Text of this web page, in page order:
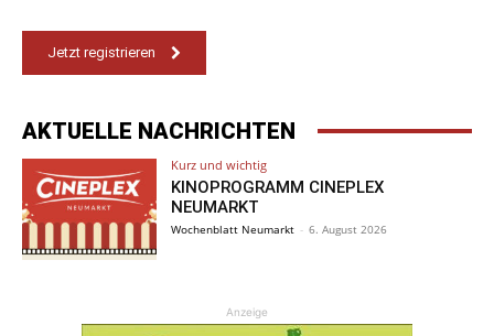
Jetzt registrieren
AKTUELLE NACHRICHTEN
Kurz und wichtig
KINOPROGRAMM CINEPLEX
NEUMARKT
Wochenblatt Neumarkt - 6. August 2026
Anzeige